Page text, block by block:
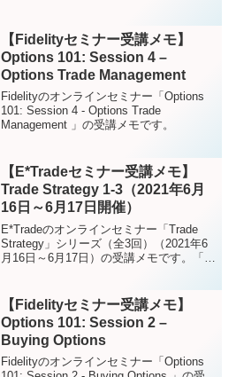
【Fidelityセミナー受講メモ】
Options 101: Session 4 –
Options Trade Management
Fidelityのオンラインセミナー「Options
101: Session 4 - Options Trade
Management 」の受講メモです。
【E*Tradeセミナー受講メモ】
Trade Strategy 1-3（2021年6月
16日～6月17日開催）
E*Tradeのオンラインセミナー「Trade
Strategy」シリーズ（全3回）（2021年6
月16日～6月17日）の受講メモです。「第
Protecting a trade」が各回のテーマでし
た。とりあえずセミナー受講メモという
ことで英語のままになっています。
【Fidelityセミナー受講メモ】
Options 101: Session 2 –
Buying Options
Fidelityのオンラインセミナー「Options